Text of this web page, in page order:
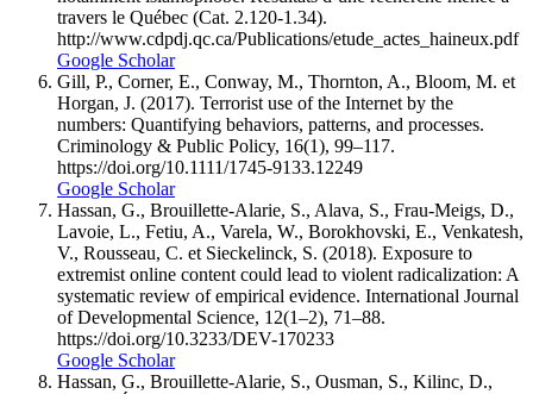
travers le Québec (Cat. 2.120-1.34).
http://www.cdpdj.qc.ca/Publications/etude_actes_haineux.pdf
Google Scholar
Gill, P., Corner, E., Conway, M., Thornton, A., Bloom, M. et
Horgan, J. (2017). Terrorist use of the Internet by the
numbers: Quantifying behaviors, patterns, and processes.
Criminology & Public Policy, 16(1), 99–117.
https://doi.org/10.1111/1745-9133.12249
Google Scholar
Hassan, G., Brouillette-Alarie, S., Alava, S., Frau-Meigs, D.,
Lavoie, L., Fetiu, A., Varela, W., Borokhovski, E., Venkatesh,
V., Rousseau, C. et Sieckelinck, S. (2018). Exposure to
extremist online content could lead to violent radicalization: A
systematic review of empirical evidence. International Journal
of Developmental Science, 12(1–2), 71–88.
https://doi.org/10.3233/DEV-170233
Google Scholar
Hassan, G., Brouillette-Alarie, S., Ousman, S., Kilinc, D.,